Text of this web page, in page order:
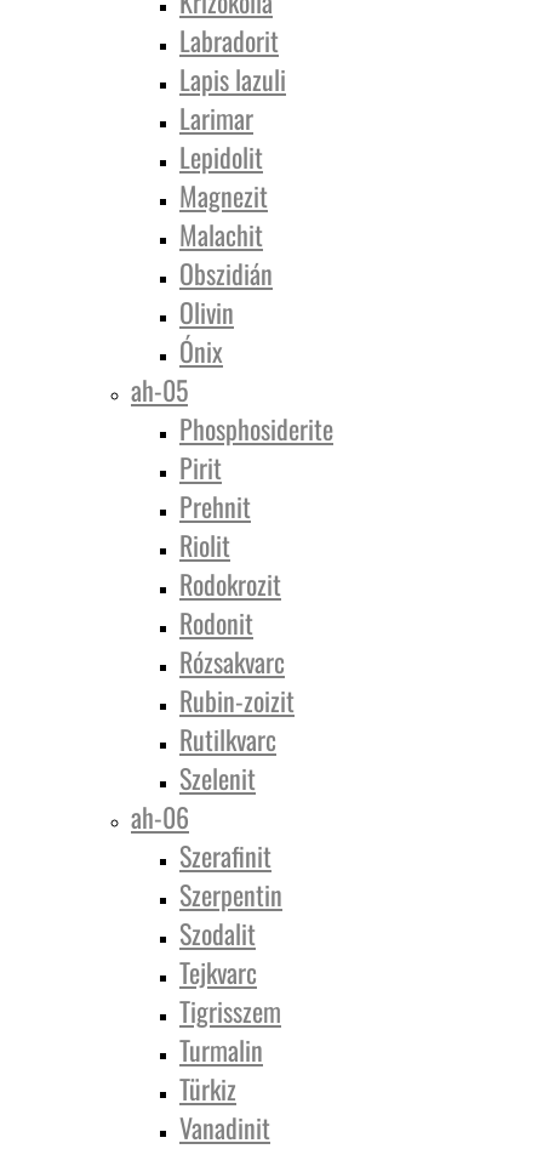
Labradorit
Lapis lazuli
Larimar
Lepidolit
Magnezit
Malachit
Obszidián
Olivin
Ónix
ah-05
Phosphosiderite
Pirit
Prehnit
Riolit
Rodokrozit
Rodonit
Rózsakvarc
Rubin-zoizit
Rutilkvarc
Szelenit
ah-06
Szerafinit
Szerpentin
Szodalit
Tejkvarc
Tigrisszem
Turmalin
Türkiz
Vanadinit